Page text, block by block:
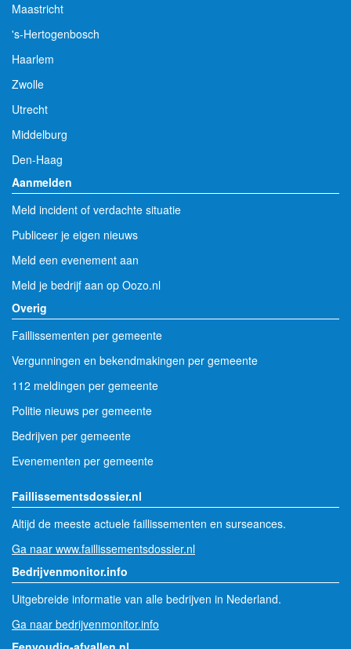
Maastricht
's-Hertogenbosch
Haarlem
Zwolle
Utrecht
Middelburg
Den-Haag
Aanmelden
Meld incident of verdachte situatie
Publiceer je eigen nieuws
Meld een evenement aan
Meld je bedrijf aan op Oozo.nl
Overig
Faillissementen per gemeente
Vergunningen en bekendmakingen per gemeente
112 meldingen per gemeente
Politie nieuws per gemeente
Bedrijven per gemeente
Evenementen per gemeente
Faillissementsdossier.nl
Altijd de meeste actuele faillissementen en surseances.
Ga naar www.faillissementsdossier.nl
Bedrijvenmonitor.info
Uitgebreide informatie van alle bedrijven in Nederland.
Ga naar bedrijvenmonitor.info